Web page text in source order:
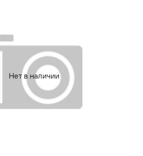
Нет в наличии